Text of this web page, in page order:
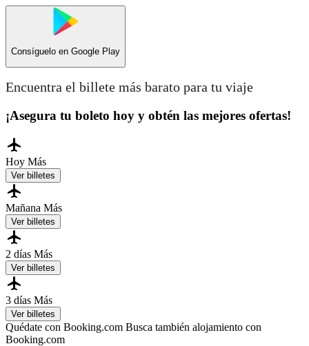
Consíguelo en Google Play
Encuentra el billete más barato para tu viaje
¡Asegura tu boleto hoy y obtén las mejores ofertas!
Hoy Más
Ver billetes
Mañana Más
Ver billetes
2 días Más
Ver billetes
3 días Más
Ver billetes
Quédate con Booking.com Busca también alojamiento con
Booking.com